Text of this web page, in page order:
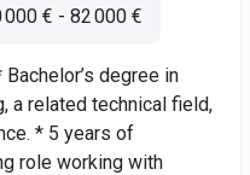
000 € - 82 000 €
degree in
a related technical field,
* 5 years of
role working with